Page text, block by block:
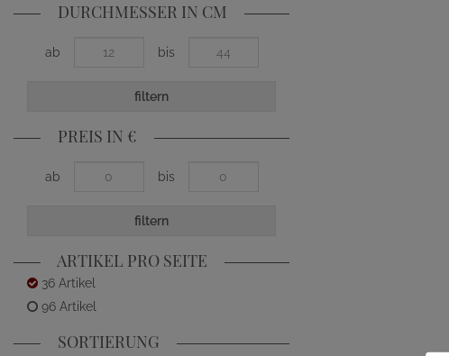
DURCHMESSER IN CM
ab bis
filtern
PREIS IN €
ab bis
filtern
ARTIKEL PRO SEITE
36 Artikel
96 Artikel
SORTIERUNG